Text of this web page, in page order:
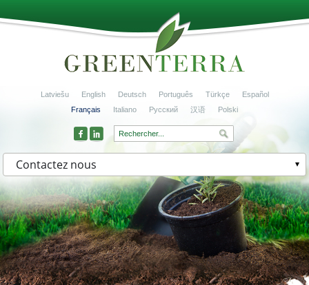
Latviešu English Deutsch Português Türkçe
Español
Français
Italiano Русский 汉语 Polski
Contactez nous